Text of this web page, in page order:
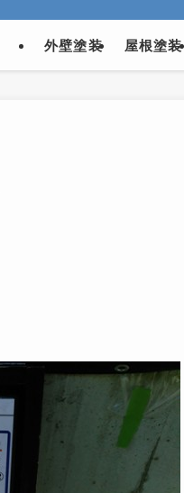
外壁塗装 屋根塗装